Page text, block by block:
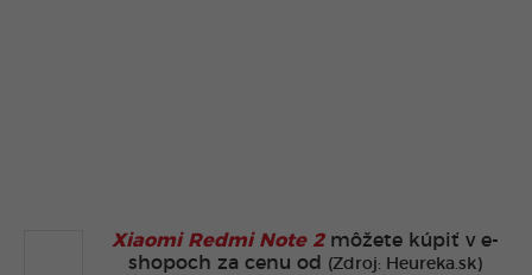
Xiaomi Redmi Note 2môžete kúpiť v e-
shopoch za cenu od
(Zdroj: Heureka.sk)